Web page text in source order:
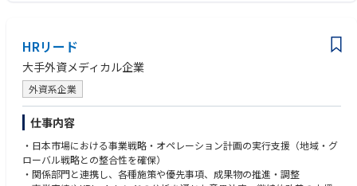
トの完遂に留まらず、連続的な組織変革をドライブし続ける「上段の即戦
力」としての役割を期待しています。
【主な役割】
■組織変革・シナジー創出
■グループインした組織や既存事業の垣根を越え、アセットを最大活用す
るための最適な人材配置と、変化に強い組織の仕組みづくり
■事業伴走型ガバナンスの構築
■変化の激しい環境下で、事業の推進力を削ぐ「ブレーキ」ではなく、リ
スクをコントロールしながら攻めを加速させるための「ガードレール」と
事業会社の経営陣と同じ目線で課題を発見したり対策を立てたりすること
ができるため
HRリード
大手外資メディカル企業
外資系企業
仕事内容
・日本市場における事業戦略・オペレーション計画の実行支援（地域・グ
ローバル戦略との整合性を確保）
・関係部門と連携し、各種施策や優先事項、成果物の推進・調整